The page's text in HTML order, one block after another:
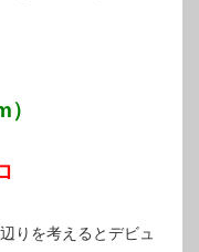
りを考えるとデビュ